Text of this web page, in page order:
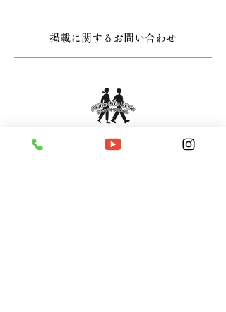
掲載に関するお問い合わせ